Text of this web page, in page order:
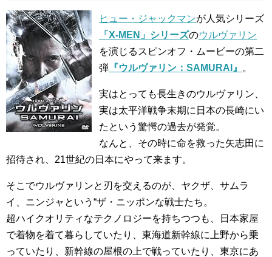
ヒュー・ジャックマンが人気シリーズ
「X-MEN」シリーズのウルヴァリン
を演じるスピンオフ・ムービーの第二
弾 『ウルヴァリン：SAMURAI』 。
実はとっても長生きのウルヴァリン、
実は太平洋戦争末期に日本の長崎にい
たという驚愕の過去が発覚。
なんと、その時に命を救った矢志田に
招待され、21世紀の日本にやって来ます。
そこでウルヴァリンと刃を交えるのが、ヤクザ、サムラ
イ、ニンジャという“ザ・ニッポンな戦士たち。
超ハイクオリティなテクノロジーを持ちつつも、日本家屋
で着物を着て暮らしていたり、東海道新幹線に上野から乗
っていたり、新幹線の屋根の上で戦っていたり、東京にあ